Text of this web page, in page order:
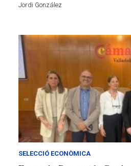
Jordi González
SELECCIÓ ECONÒMICA